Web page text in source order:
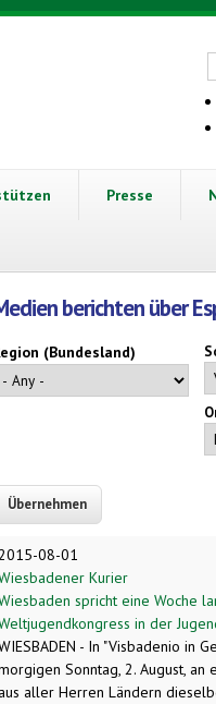
Presse
berichten über
(Bundesland)
08-01
Kurier
spricht eine Woche
in der
- In "Visbadenio in
Sonntag, 2. August, an
aus aller Herren Ländern